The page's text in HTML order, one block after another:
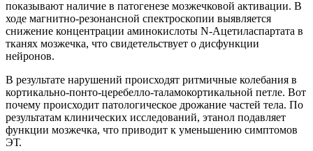
показывают наличие в патогенезе мозжечковой активации. В
ходе магнитно-резонансной спектроскопии выявляется
снижение концентрации аминокислоты N-Ацетиласпартата в
тканях мозжечка, что свидетельствует о дисфункции
нейронов.
В результате нарушений происходят ритмичные колебания в
кортикально-понто-церебелло-таламокортикальной петле. Вот
почему происходит патологическое дрожание частей тела. По
результатам клинических исследований, этанол подавляет
функции мозжечка, что приводит к уменьшению симптомов
ЭТ.